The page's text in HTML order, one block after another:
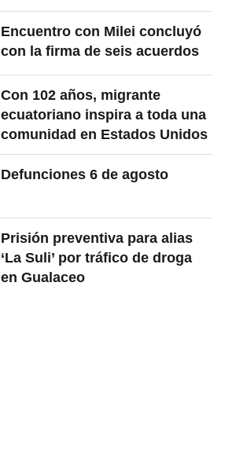
Encuentro con Milei concluyó
con la firma de seis acuerdos
Con 102 años, migrante
ecuatoriano inspira a toda una
comunidad en Estados Unidos
Defunciones 6 de agosto
Prisión preventiva para alias
‘La Suli’ por tráfico de droga
en Gualaceo